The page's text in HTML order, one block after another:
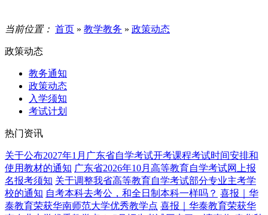
当前位置： 首页 » 教学教务 » 政策动态
政策动态
教务通知
政策动态
入学须知
考试计划
热门资讯
关于公布2027年1月广东省自学考试开考课程考试时间安排和
使用教材的通知 广东省2026年10月高等教育自学考试网上报
名报考须知 关于调整我省高等教育自学考试部分专业主考学
校的通知 自考本科去考公，和全日制本科一样吗？ 喜报｜华
泰教育荣获华南师范大学优秀教学点 喜报｜华泰教育荣获华